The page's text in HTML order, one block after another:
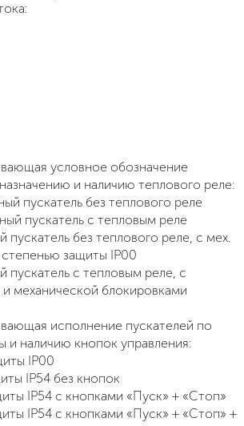
условное обозначение
и наличию теплового реле:
пускатель без теплового реле
пускатель с тепловым реле
пускатель без теплового реле, с мех.
защиты IP00
пускатель с тепловым реле, с
механической блокировками
исполнение пускателей по
и наличию кнопок управления:
IP00
IP54 без кнопок
IP54 с кнопками «Пуск» + «Стоп»
IP54 с кнопками «Пуск» + «Стоп» +